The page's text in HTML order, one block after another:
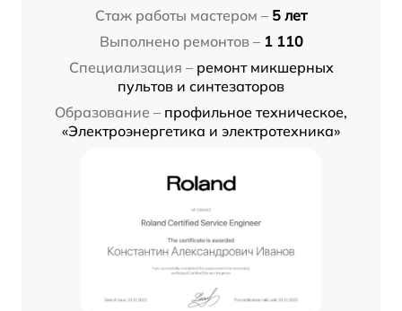
Стаж работы мастером – 5 лет
Выполнено ремонтов – 1 110
Специализация – ремонт микшерных
пультов и синтезаторов
Образование – профильное техническое,
«Электроэнергетика и электротехника»